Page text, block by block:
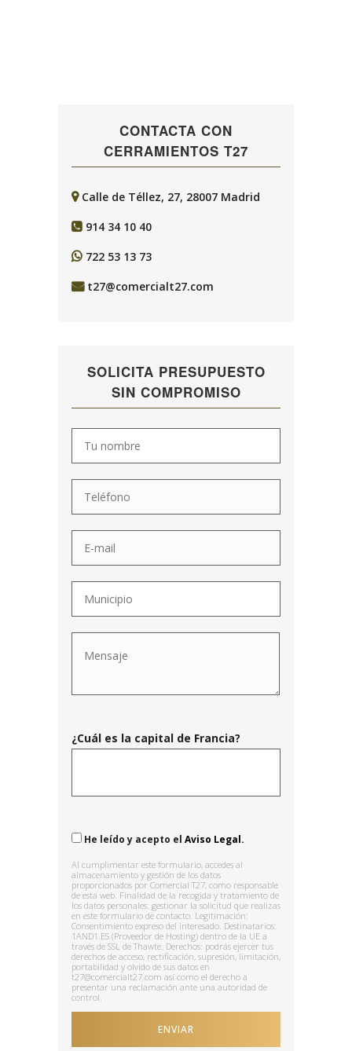
CONTACTA CON
CERRAMIENTOS T27
Calle de Téllez, 27, 28007 Madrid
914 34 10 40
722 53 13 73
t27@comercialt27.com
SOLICITA PRESUPUESTO
SIN COMPROMISO
¿Cuál es la capital de Francia?
He leído y acepto el Aviso Legal.
Al cumplimentar este formulario, accedes al
almacenamiento y gestión de los datos
proporcionados por Comercial T27, como responsable
de esta web. Finalidad de la recogida y tratamiento de
los datos personales: gestionar la solicitud que realizas
en este formulario de contacto. Legitimación:
Consentimiento expreso del interesado. Destinatarios:
1AND1.ES (Proveedor de Hosting) dentro de la UE a
través de SSL de Thawte. Derechos: podrás ejercer tus
derechos de acceso, rectificación, supresión, limitación,
portabilidad y olvido de sus datos en
t27@comercialt27.com así como el derecho a
presentar una reclamación ante una autoridad de
control.